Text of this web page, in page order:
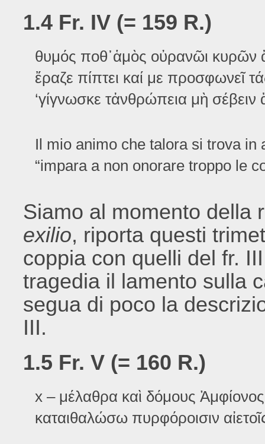
1.4 Fr. IV (= 159 R.)
θυμός ποθ᾽ἁμὸς οὐρανῶι κυρῶν
ἔραζε πίπτει καί με προσφωνεῖ
‘γίγνωσκε τἀνθρώπεια μὴ σέβειν
Il mio animo che talora si trova
“impara a non onorare troppo le
Siamo al momento della
exilio, riporta questi
coppia con quelli del fr.
tragedia il lamento sulla
segua di poco la
III.
1.5 Fr. V (= 160 R.)
x – μέλαθρα καὶ δόμους Ἀμφίονος
καταιθαλώσω πυρφόροισιν